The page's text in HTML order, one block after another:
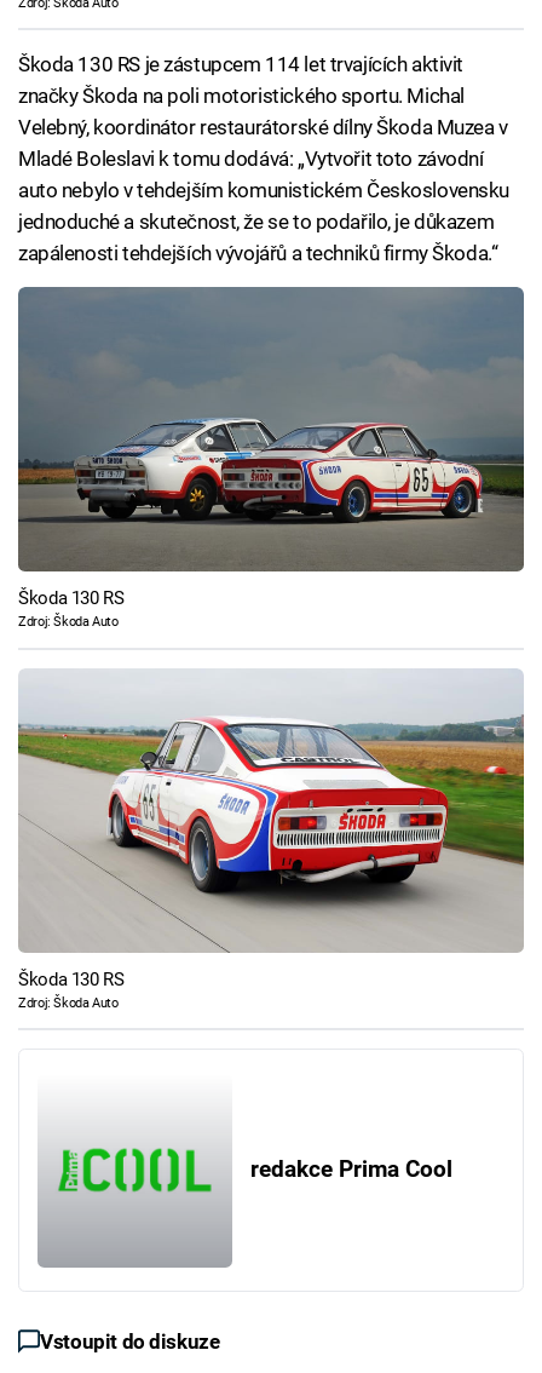
Škoda 130 RS je zástupcem 114 let trvajících aktivit
značky Škoda na poli motoristického sportu. Michal
Velebný, koordinátor restaurátorské dílny Škoda Muzea v
Mladé Boleslavi k tomu dodává: „Vytvořit toto závodní
auto nebylo v tehdejším komunistickém Československu
jednoduché a skutečnost, že se to podařilo, je důkazem
zapálenosti tehdejších vývojářů a techniků firmy Škoda.“
Škoda 130 RS
Zdroj: Škoda Auto
Škoda 130 RS
Zdroj: Škoda Auto
redakce Prima Cool
Vstoupit do diskuze